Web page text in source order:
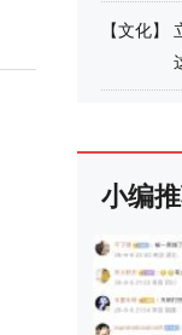
【文化】
小编